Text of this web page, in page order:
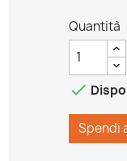
Quantità

Spendi